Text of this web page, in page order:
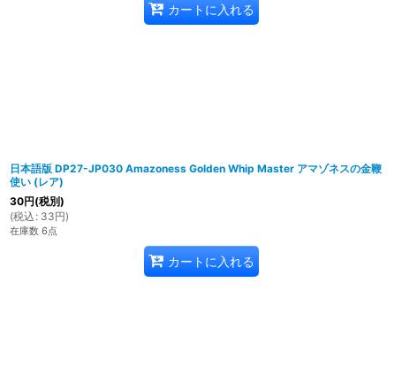
カートに入れる
日本語版 DP27-JP030 Amazoness Golden Whip Master アマゾネスの金鞭
使い (レア)
30円(税別)
(税込 : 33円)
在庫数 6点
カートに入れる